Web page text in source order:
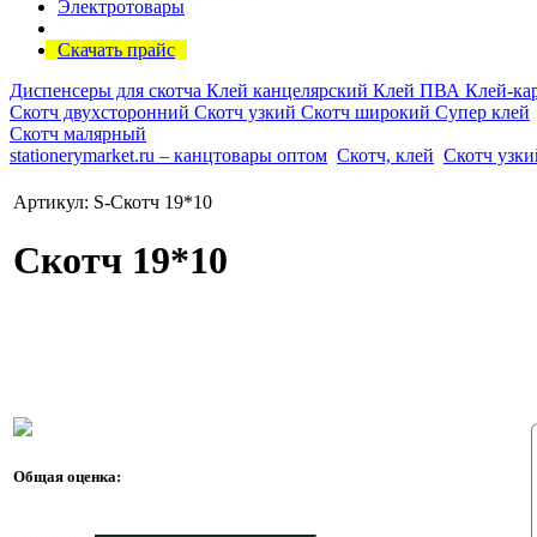
Электротовары
Скачать прайс
Диспенсеры для скотча Клей канцелярский Клей ПВА Клей-
Скотч двухсторонний Скотч узкий Скотч широкий Супер клей
Скотч малярный
stationerymarket.ru – канцтовары оптом Скотч, клей Скотч
Артикул: S-Скотч 19*10
Скотч 19*10
Общая оценка: